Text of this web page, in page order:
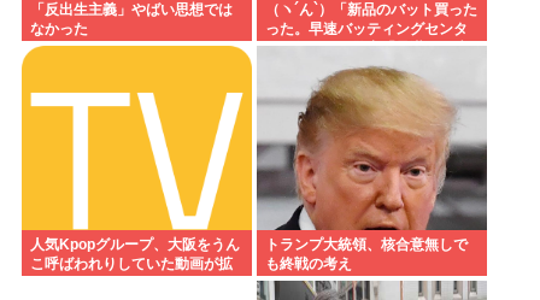
「反出生主義」やばい思想では
なかった
（ヽ´ん`）「新品のバット買った
った。早速バッティングセンタ
ーに行くか」警察「暴漢だ！逮
捕する！（ヽ°ん°）「」
人気Kpopグループ、大阪をうん
こ呼ばわれりしていた動画が拡
トランプ大統領、核合意無しで
も終戦の考え